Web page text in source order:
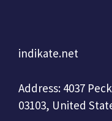
indikate.net
Address: 4037
03103, United